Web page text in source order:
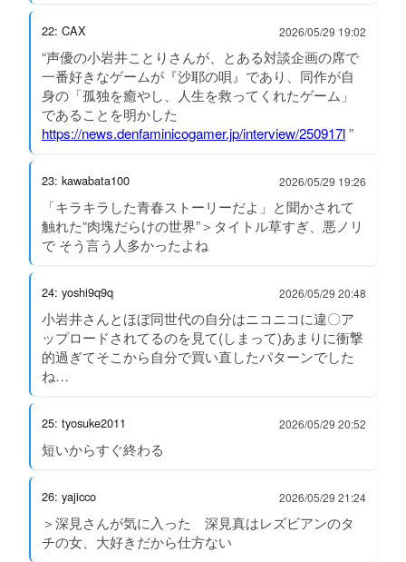
22: CAX 2026/05/29 19:02
“声優の小岩井ことりさんが、とある対談企画の席で
一番好きなゲームが『沙耶の唄』であり、同作が自
身の「孤独を癒やし、人生を救ってくれたゲーム」
であることを明かした
https://news.denfaminicogamer.jp/interview/250917l”
23: kawabata100 2026/05/29 19:26
「キラキラした青春ストーリーだよ」と聞かされて
触れた“肉塊だらけの世界”＞タイトル草すぎ、悪ノリ
で そう言う人多かったよね
24: yoshi9q9q 2026/05/29 20:48
小岩井さんとほぼ同世代の自分はニコニコに違〇ア
ップロードされてるのを見て(しまって)あまりに衝撃
的過ぎてそこから自分で買い直したパターンでした
ね…
25: tyosuke2011 2026/05/29 20:52
短いからすぐ終わる
26: yajicco 2026/05/29 21:24
＞深見さんが気に入った 深見真はレズビアンのタ
チの女、大好きだから仕方ない